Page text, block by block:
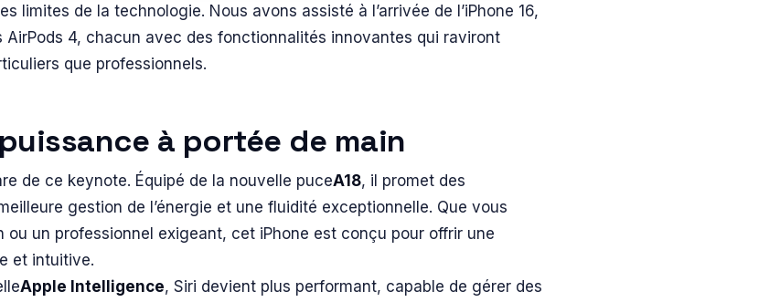
limites de la technologie. Nous avons assisté à l’arrivée de l’iPhone 16,
AirPods 4, chacun avec des fonctionnalités innovantes qui raviront
que professionnels.
à portée de main
de ce keynote. Équipé de la nouvelle puceA18, il promet des
gestion de l’énergie et une fluidité exceptionnelle. Que vous
ou un professionnel exigeant, cet iPhone est conçu pour offrir une
et intuitive.
Apple Intelligence, Siri devient plus performant, capable de gérer des